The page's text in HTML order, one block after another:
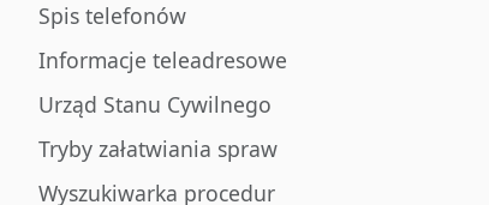
Spis telefonów
Informacje teleadresowe
Urząd Stanu Cywilnego
Tryby załatwiania spraw
Wyszukiwarka procedur